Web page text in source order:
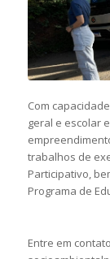
Com
geral e escolar
trabalhos de
Participativo,
Programa de
Entre em